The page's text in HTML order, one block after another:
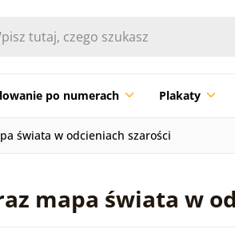
po numerach Plakaty
świata w odcieniach szarości
mapa świata w